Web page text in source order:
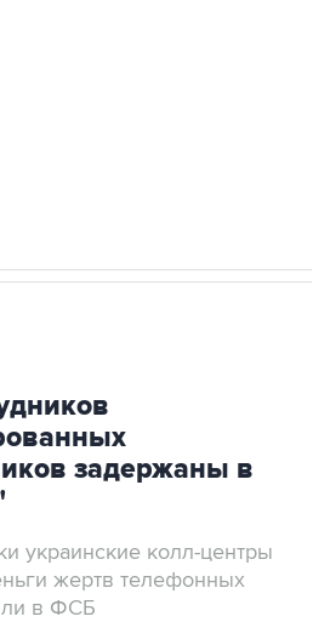
задержаны в
украинские колл-центры
жертв телефонных
в ФСБ